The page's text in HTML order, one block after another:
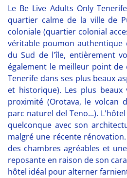
Le Be Live Adults Only
quartier calme de la ville de
coloniale (quartier colonial
véritable poumon authentique
du Sud de l'île, entièrement
également le meilleur point
Tenerife dans ses plus beaux
et historique). Les plus
proximité (Orotava, le volcan
parc naturel del Teno...).
quelconque avec son
malgré une récente
des chambres agréables et
reposante en raison de son
hôtel idéal pour alterner